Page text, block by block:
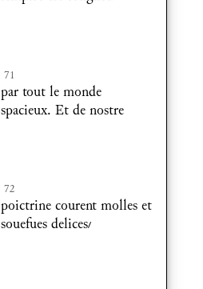
71
par tout le monde
spacieux. Et de nostre
72
poictrine courent molles et
souefues delices